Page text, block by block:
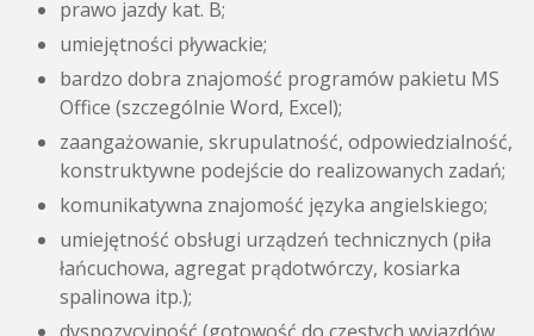
prawo jazdy kat. B;
umiejętności pływackie;
bardzo dobra znajomość programów pakietu MS
Office (szczególnie Word, Excel);
zaangażowanie, skrupulatność, odpowiedzialność,
konstruktywne podejście do realizowanych zadań;
komunikatywna znajomość języka angielskiego;
umiejętność obsługi urządzeń technicznych (piła
łańcuchowa, agregat prądotwórczy, kosiarka
spalinowa itp.);